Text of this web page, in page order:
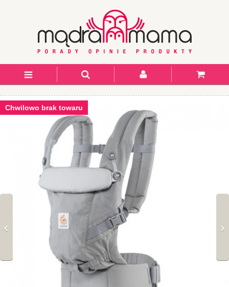
Chwilowo brak towaru